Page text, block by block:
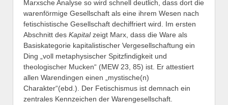
Marxsche Analyse so wird schnell deutlich, dass dort die
warenförmige Gesellschaft als eine ihrem Wesen nach
fetischistische Gesellschaft dechiffriert wird. Im ersten
Abschnitt des Kapitalzeigt Marx, dass die Ware als
Basiskategorie kapitalistischer Vergesellschaftung ein
Ding „voll metaphysischer Spitzfindigkeit und
theologischer Mucken“ (MEW 23, 85) ist. Er attestiert
allen Warendingen einen „mystische(n)
Charakter“(ebd.). Der Fetischismus ist demnach ein
zentrales Kennzeichen der Warengesellschaft.